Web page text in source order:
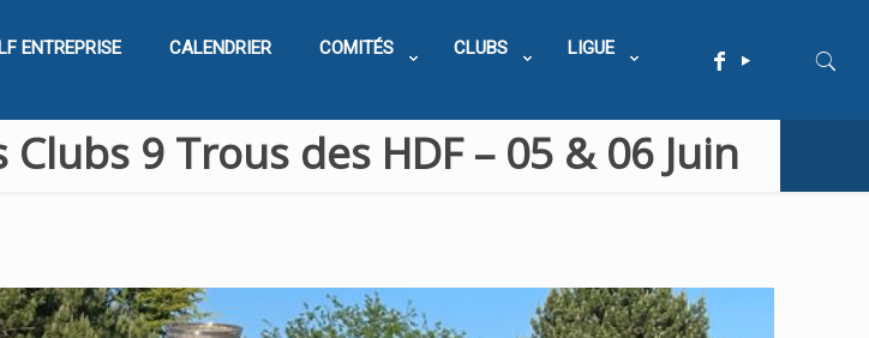
ENTREPRISE CALENDRIER COMITÉS CLUBS LIGUE
Clubs 9 Trous des HDF – 05 & 06 Juin